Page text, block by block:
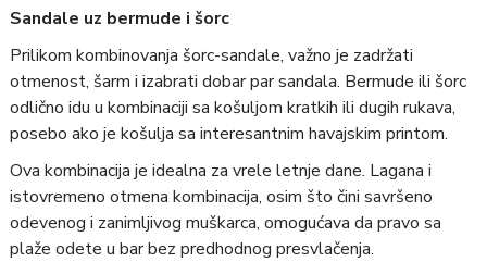
Sandale uz bermude i šorc
Prilikom kombinovanja šorc-sandale, važno je zadržati
otmenost, šarm i izabrati dobar par sandala. Bermude ili šorc
odlično idu u kombinaciji sa košuljom kratkih ili dugih rukava,
posebo ako je košulja sa interesantnim havajskim printom.
Ova kombinacija je idealna za vrele letnje dane. Lagana i
istovremeno otmena kombinacija, osim što čini savršeno
odevenog i zanimljivog muškarca, omogućava da pravo sa
plaže odete u bar bez predhodnog presvlačenja.